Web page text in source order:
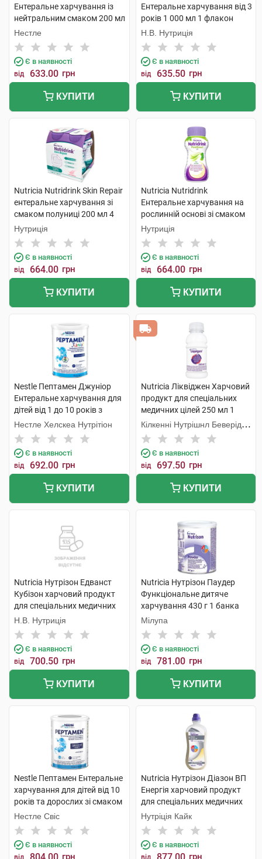
Ентеральне харчування із
нейтральним смаком 200 мл
4 пляшки
Нестле
Є в наявності
від 633.00 грн
КУПИТИ
Ентеральне харчування від 3
років 1 000 мл 1 флакон
Н.В. Нутриція
Є в наявності
від 635.50 грн
КУПИТИ
Nutricia Nutridrink Skin Repair
ентеральне харчування зі
смаком полуниці 200 мл 4
пляшки
Нутриція
Є в наявності
від 664.00 грн
КУПИТИ
Nutricia Nutridrink
Ентеральне харчування на
рослинній основі зі смаком
манго-маракуйя 200 мл 4 шт
Нутриція
Є в наявності
від 664.00 грн
КУПИТИ
Nestle Пептамен Джуніор
Ентеральне харчування для
дітей від 1 до 10 років з
ароматом ванілі 400 г 1
банка
Нестле Хелскеа Нутрітіон
Є в наявності
від 692.00 грн
КУПИТИ
Nutricia Ліквіджен Харчовий
продукт для спеціальних
медичних цілей 250 мл 1
флакон
Кілкенні Нутрішнл Беверідж
Компані Лтд
Є в наявності
від 697.50 грн
КУПИТИ
Nutricia Нутрізон Едванст
Кубізон харчовий продукт
для спеціальних медичних
цілей 1 000 мл 1 флакон
Н.В. Нутриція
Є в наявності
від 700.50 грн
КУПИТИ
Nutricia Нутрізон Паудер
Функціональне дитяче
харчування 430 г 1 банка
Мілупа
Є в наявності
від 781.00 грн
КУПИТИ
Nestle Пептамен Ентеральне
харчування для дітей від 10
років та дорослих зі смаком
ванілі 400 г 1 банка
Нестле Свіс
Є в наявності
від грн
Nutricia Нутрізон Діазон ВП
Енергія харчовий продукт
для спеціальних медичних
цілей 1 000 мл 1 флакон
Нутріція Кайк
Є в наявності
від грн